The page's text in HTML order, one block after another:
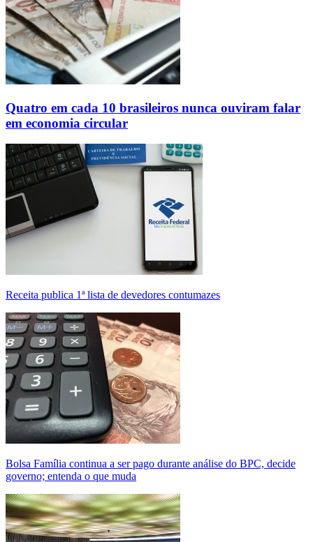
Quatro em cada 10 brasileiros nunca ouviram falar
em economia circular
Receita publica 1ª lista de devedores contumazes
Bolsa Família continua a ser pago durante análise do BPC, decide
governo; entenda o que muda